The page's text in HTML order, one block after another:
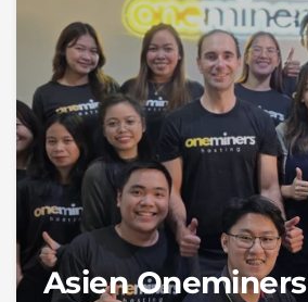
Asien Oneminers